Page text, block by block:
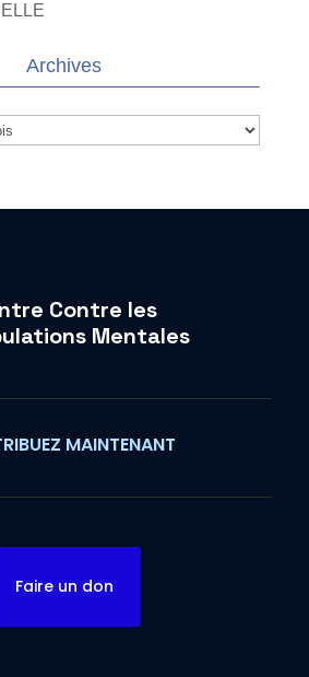
Archives
Contre les
Mentales
MAINTENANT
Faire un don